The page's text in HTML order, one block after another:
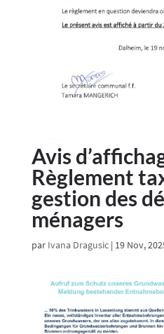
Avis
Règlement
gestion des
ménagers
par Ivana Dragusic| 19 Nov,